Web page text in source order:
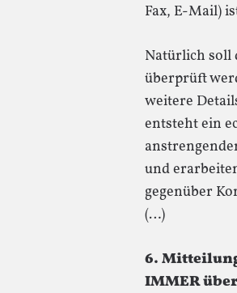
Fax, E-Mail)
Natürlich soll
überprüft
weitere
entsteht ein
und
gegenüber
(…)
6.
IMMER